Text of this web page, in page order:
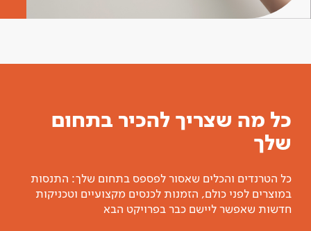
כל מה שצריך להכיר בתחום
שלך
כל הטרנדים והכלים שאסור לפספס בתחום שלך: התנסות
במוצרים לפני כולם, הזמנות לכנסים מקצועיים וטכניקות
חדשות שאפשר ליישם כבר בפרויקט הבא